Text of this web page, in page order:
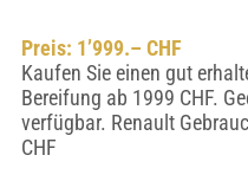
Preis: 1’999.– CHF
Kaufen Sie einen gut
Bereifung ab 1999 CHF.
verfügbar. Renault
CHF